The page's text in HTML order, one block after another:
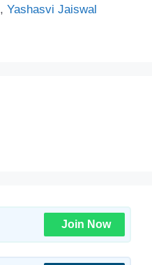
,Yashasvi Jaiswal
Join Now